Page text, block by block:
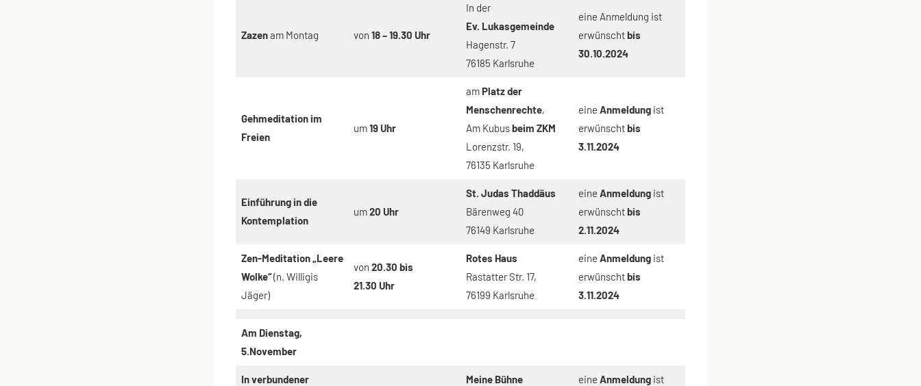
Zazenam Montag von 18 – 19.30 Uhr
In der
Ev. Lukasgemeinde
Hagenstr. 7
76185 Karlsruhe
eine Anmeldung ist
erwünschtbis
30.10.2024
Gehmeditation im
Freien
um19 Uhr
amPlatz der
Menschenrechte,
Am Kubusbeim ZKM
Lorenzstr. 19,
76135 Karlsruhe
eine Anmeldung ist
erwünschtbis
3.11.2024
Einführung in die
Kontemplation
um20 Uhr
St. Judas Thaddäus
Bärenweg 40
76149 Karlsruhe
eine Anmeldungist
erwünschtbis
2.11.2024
Zen-Meditation „Leere
Wolke“(n. Willigis
Jäger)
von 20.30 bis
21.30 Uhr
Rotes Haus
Rastatter Str. 17,
76199 Karlsruhe
eine Anmeldung ist
erwünschtbis
3.11.2024
Am Dienstag,
5.November
In verbundener
Meine Bühne
eine Anmeldung ist